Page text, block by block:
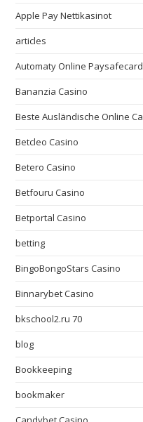
Apple Pay Nettikasinot
articles
Automaty Online Paysafecard
Bananzia Casino
Beste Ausländische Online
Betcleo Casino
Betero Casino
Betfouru Casino
Betportal Casino
betting
BingoBongoStars Casino
Binnarybet Casino
bkschool2.ru 70
blog
Bookkeeping
bookmaker